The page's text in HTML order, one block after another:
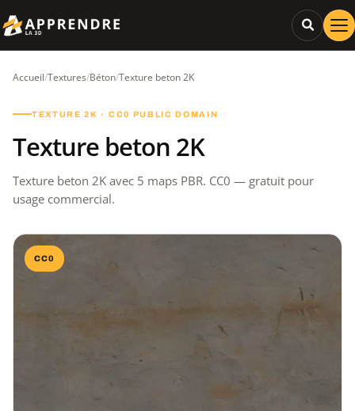
Accueil/Textures/Béton/Texture beton 2K
TEXTURE 2K · CC0 PUBLIC DOMAIN
Texture beton 2K
Texture beton 2K avec 5 maps PBR. CC0 — gratuit pour
usage commercial.
CC0